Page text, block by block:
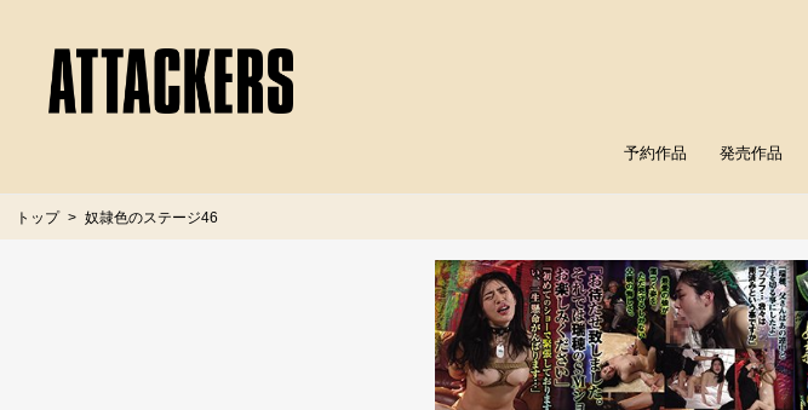
予約作品 発売作品
トップ 奴隷色のステージ46